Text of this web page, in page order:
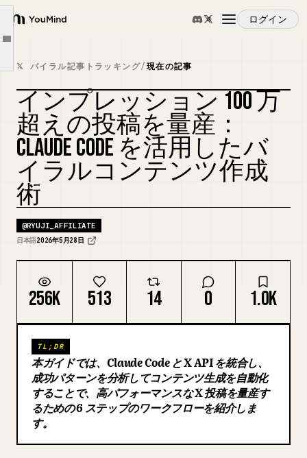
YouMind
ログイン
概要
ユースケース
スキル
プロンプト
料金
ダウンロード
ブログ
更新情報
Article outline
ステップ①②：セットアップとAPI連携
ステップ④：競合分析
バズ構文パターン
直近1ヶ月の実績データ
無料PDFマニュアルの案内（近日公開）
𝕏 バイラル記事トラッキング/現在の記事
インプレッション 100 万
超えの投稿を量産：
CLAUDE CODE を活用したバ
イラルコンテンツ作成
術
@RYUJI_AFFILIATE
日本語2026年5月28日
256K 513 14 0 1.0K
TL;DR
本ガイドでは、Claude Code と X API を統合し、
成功パターンを分析してコンテンツ生成を自動化
することで、高パフォーマンスな X 投稿を量産す
るための 6 ステップのワークフローを紹介しま
す。